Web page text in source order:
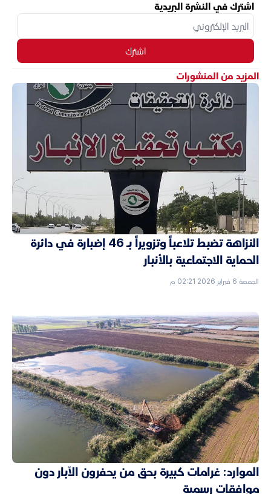
اشترك في النشرة البريدية
اشترك
المزيد من المنشورات
النزاهة تضبط تلاعباً وتزويراً بـ 46 إضبارة في دائرة
الحماية الاجتماعية بالأنبار
الجمعة 6 فبراير 2026 02:21 م
الموارد: غرامات كبيرة بحق من يحفرون الآبار دون
موافقات رسمية